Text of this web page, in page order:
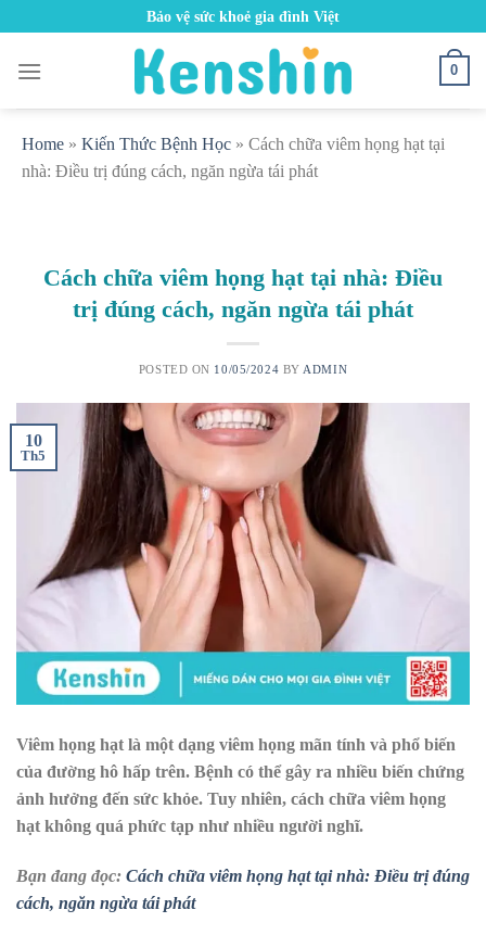
content
Bảo vệ sức khoẻ gia đình Việt
0
Home » Kiến Thức Bệnh Học » Cách chữa viêm họng hạt tại
nhà: Điều trị đúng cách, ngăn ngừa tái phát
Cách chữa viêm họng hạt tại nhà: Điều
trị đúng cách, ngăn ngừa tái phát
POSTED ON 10/05/2024 BY ADMIN
10
Th5
Viêm họng hạt là một dạng viêm họng mãn tính và phổ biến
của đường hô hấp trên. Bệnh có thể gây ra nhiều biến chứng
ảnh hưởng đến sức khỏe. Tuy nhiên, cách chữa viêm họng
hạt không quá phức tạp như nhiều người nghĩ.
Bạn đang đọc: Cách chữa viêm họng hạt tại nhà: Điều trị đúng
cách, ngăn ngừa tái phát